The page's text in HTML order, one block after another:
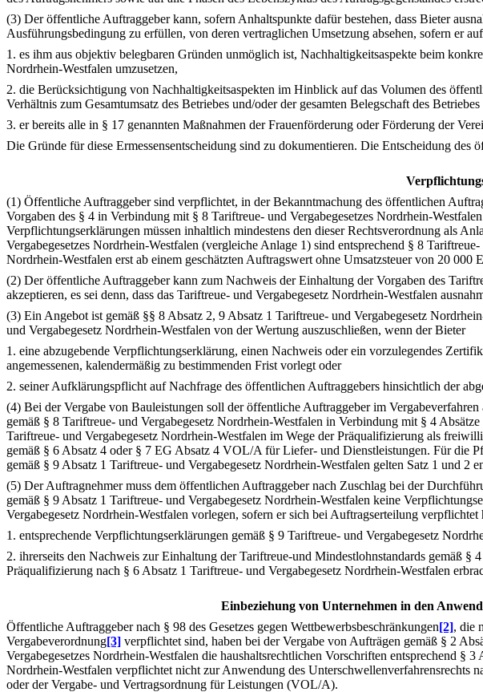
(3) Der öffentliche Auftraggeber kann, sofern Anhaltspunkte dafür bestehen, dass Bieter
Ausführungsbedingung zu erfüllen, von deren vertraglichen Umsetzung absehen, sofern er
1. es ihm aus objektiv belegbaren Gründen unmöglich ist, Nachhaltigkeitsaspekte beim
Nordrhein-Westfalen umzusetzen,
2. die Berücksichtigung von Nachhaltigkeitsaspekten im Hinblick auf das Volumen des
Verhältnis zum Gesamtumsatz des Betriebes und/oder der gesamten Belegschaft des
3. er bereits alle in § 17 genannten Maßnahmen der Frauenförderung oder Förderung der
Die Gründe für diese Ermessensentscheidung sind zu dokumentieren. Die Entscheidung
(1) Öffentliche Auftraggeber sind verpflichtet, in der Bekanntmachung des öffentlichen
Vorgaben des § 4 in Verbindung mit § 8 Tariftreue- und Vergabegesetzes Nordrhein-
Verpflichtungserklärungen müssen inhaltlich mindestens den dieser Rechtsverordnung als
Vergabegesetzes Nordrhein-Westfalen (vergleiche Anlage 1) sind entsprechend § 8
Nordrhein-Westfalen erst ab einem geschätzten Auftragswert ohne Umsatzsteuer von 20 000
(2) Der öffentliche Auftraggeber kann zum Nachweis der Einhaltung der Vorgaben des
akzeptieren, es sei denn, dass das Tariftreue- und Vergabegesetz Nordrhein-Westfalen
(3) Ein Angebot ist gemäß §§ 8 Absatz 2, 9 Absatz 1 Tariftreue- und Vergabegesetz
und Vergabegesetz Nordrhein-Westfalen von der Wertung auszuschließen, wenn der Bieter
1. eine abzugebende Verpflichtungserklärung, einen Nachweis oder ein vorzulegendes
angemessenen, kalendermäßig zu bestimmenden Frist vorlegt oder
2. seiner Aufklärungspflicht auf Nachfrage des öffentlichen Auftraggebers hinsichtlich der
(4) Bei der Vergabe von Bauleistungen soll der öffentliche Auftraggeber im
gemäß § 8 Tariftreue- und Vergabegesetz Nordrhein-Westfalen in Verbindung mit § 4
Tariftreue- und Vergabegesetz Nordrhein-Westfalen im Wege der Präqualifizierung als
gemäß § 6 Absatz 4 oder § 7 EG Absatz 4 VOL/A für Liefer- und Dienstleistungen. Für die
gemäß § 9 Absatz 1 Tariftreue- und Vergabegesetz Nordrhein-Westfalen gelten Satz 1 und 2
(5) Der Auftragnehmer muss dem öffentlichen Auftraggeber nach Zuschlag bei der
gemäß § 9 Absatz 1 Tariftreue- und Vergabegesetz Nordrhein-Westfalen keine
Vergabegesetz Nordrhein-Westfalen vorlegen, sofern er sich bei Auftragserteilung
1. entsprechende Verpflichtungserklärungen gemäß § 9 Tariftreue- und Vergabegesetz
2. ihrerseits den Nachweis zur Einhaltung der Tariftreue-und Mindestlohnstandards gemäß
Präqualifizierung nach § 6 Absatz 1 Tariftreue- und Vergabegesetz Nordrhein-Westfalen
Einbeziehung von Unternehmen in den
Öffentliche Auftraggeber nach § 98 des Gesetzes gegen Wettbewerbsbeschränkungen[2], die
Vergabeverordnung[3] verpflichtet sind, haben bei der Vergabe von Aufträgen gemäß § 2
Vergabegesetzes Nordrhein-Westfalen die haushaltsrechtlichen Vorschriften entsprechend §
Nordrhein-Westfalen verpflichtet nicht zur Anwendung des
oder der Vergabe- und Vertragsordnung für Leistungen (VOL/A).